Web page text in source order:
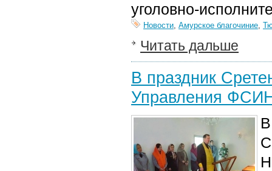
уголовно-
Новости, Амурское благочиние,
Читать дальше
В праздник
Управления